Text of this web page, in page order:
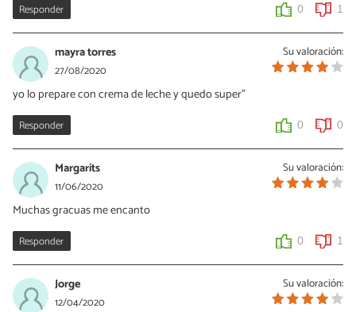
Responder 0 1
Su valoración:
mayra torres
27/08/2020
yo lo prepare con crema de leche y quedo super"
Responder 0 0
Su valoración:
Margarits
11/06/2020
Muchas gracuas me encanto
Responder 0 1
Su valoración:
Jorge
12/04/2020